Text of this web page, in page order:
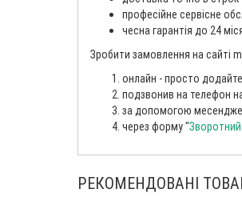
професійне сервісне
чесна гарантія до 24
Зробити замовлення на сайті
онлайн - просто додайте
подзвонив на телефон
за допомогою
через форму "Зворотний
РЕКОМЕНДОВАНІ